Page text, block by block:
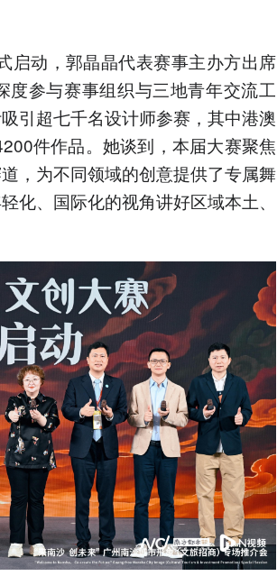
启动，郭晶晶代表赛事主办方出席
参与赛事组织与三地青年交流工
引超七千名设计师参赛，其中港澳
件作品。她谈到，本届大赛聚焦
，为不同领域的创意提供了专属舞
化、国际化的视角讲好区域本土、